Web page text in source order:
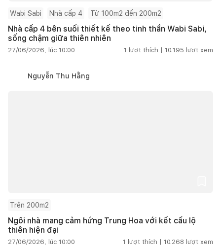
Wabi Sabi Nhà cấp 4 Từ 100m2 đến 200m2
Nhà cấp 4 bên suối thiết kế theo tinh thần Wabi Sabi,
sống chậm giữa thiên nhiên
27/06/2026, lúc 10:00 1 lượt thích | 10.195 lượt xem
Nguyễn Thu Hằng
Trên 200m2
Ngôi nhà mang cảm hứng Trung Hoa với kết cấu lộ
thiên hiện đại
27/06/2026, lúc 10:00 1 lượt thích | 10.268 lượt xem